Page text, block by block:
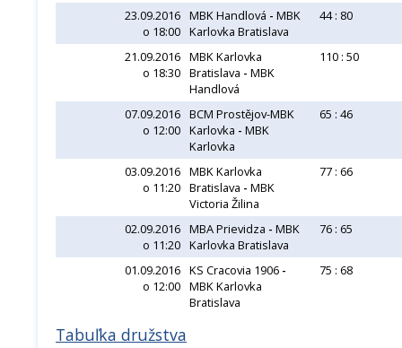
23.09.2016
o 18:00
MBK Handlová - MBK
Karlovka Bratislava
44 : 80
21.09.2016
o 18:30
MBK Karlovka
Bratislava - MBK
Handlová
110 : 50
07.09.2016
o 12:00
BCM Prostějov-MBK
Karlovka - MBK
Karlovka
65 : 46
03.09.2016
o 11:20
MBK Karlovka
Bratislava - MBK
Victoria Žilina
77 : 66
02.09.2016
o 11:20
MBA Prievidza - MBK
Karlovka Bratislava
76 : 65
01.09.2016
o 12:00
KS Cracovia 1906 -
MBK Karlovka
Bratislava
75 : 68
Tabuľka družstva